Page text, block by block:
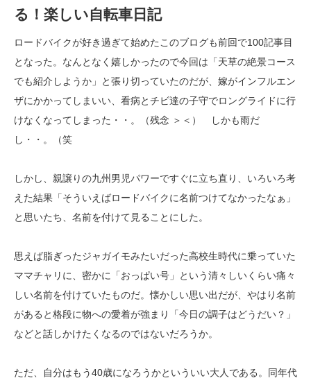
る！楽しい自転車日記
ロードバイクが好き過ぎて始めたこのブログも前回で100記事目
となった。なんとなく嬉しかったので今回は「天草の絶景コース
でも紹介しようか」と張り切っていたのだが、嫁がインフルエン
ザにかかってしまいい、看病とチビ達の子守でロングライドに行
けなくなってしまった・・。（残念 ＞＜） しかも雨だ
し・・。（笑
しかし、親譲りの九州男児パワーですぐに立ち直り、いろいろ考
えた結果「そういえばロードバイクに名前つけてなかったなぁ」
と思いたち、名前を付けて見ることにした。
思えば脂ぎったジャガイモみたいだった高校生時代に乗っていた
ママチャリに、密かに「おっぱい号」という清々しいくらい痛々
しい名前を付けていたものだ。懐かしい思い出だが、やはり名前
があると格段に物への愛着が強まり「今日の調子はどうだい？」
などと話しかけたくなるのではないだろうか。
ただ、自分はもう40歳になろうかといういい大人である。同年代